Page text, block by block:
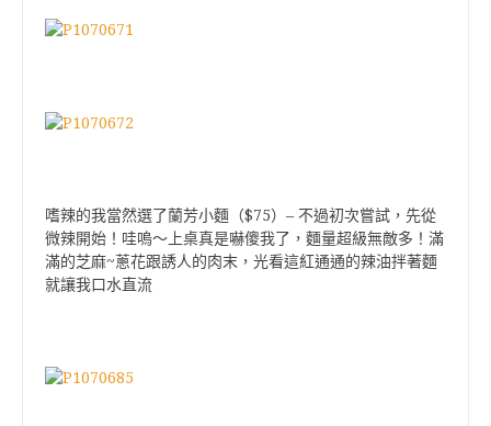
嗜辣的我當然選了蘭芳小麵（$75） – 不過初次嘗試，先從
微辣開始！哇嗚～上桌真是嚇傻我了，麵量超級無敵多！滿
滿的芝麻~ 蔥花跟誘人的肉末，光看這紅通通的辣油拌著麵
就讓我口水直流